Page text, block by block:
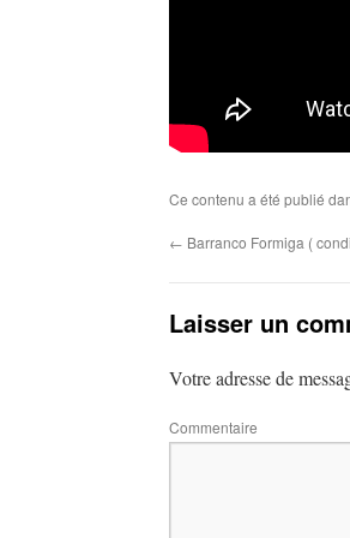
Ce contenu a été publié
← Barranco Formiga (
Laisser un
Votre adresse de
Commentaire